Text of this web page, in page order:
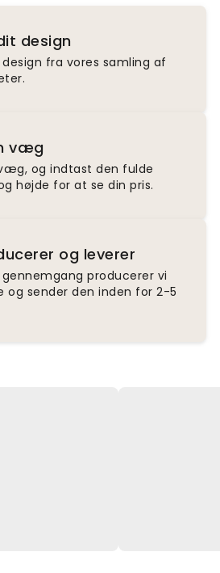
design
fra vores samling af
væg
og indtast den fulde
højde for at se din pris.
og leverer
producerer vi
og sender den inden for 2-5